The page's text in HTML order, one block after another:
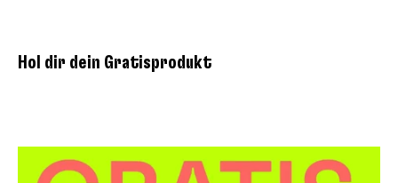
Hol dir dein Gratisprodukt